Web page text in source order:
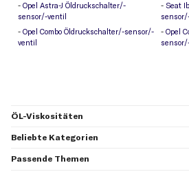
Opel Astra-J Öldruckschalter/-
sensor/-ventil
Seat
Opel Combo Öldruckschalter/-sensor/-
ventil
Opel
ÖL-Viskositäten
Beliebte Kategorien
Passende Themen